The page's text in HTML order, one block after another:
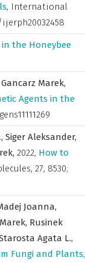
, International
ijerph20032458
in the Honeybee
Gancarz Marek,
Agents in the
Siger Aleksander,
2022, How to
, 27, 8530;
Joanna,
Rusinek
Agata L.,
Fungi and Plants,